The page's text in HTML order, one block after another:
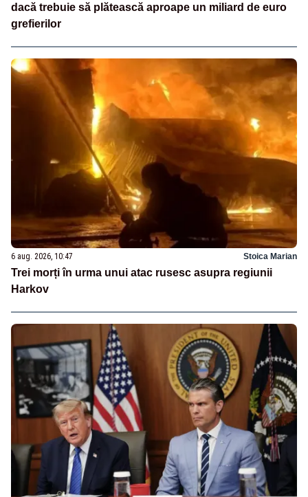
dacă trebuie să plătească aproape un miliard de euro
grefierilor
6 aug. 2026, 10:47 Stoica Marian
Trei morți în urma unui atac rusesc asupra regiunii
Harkov